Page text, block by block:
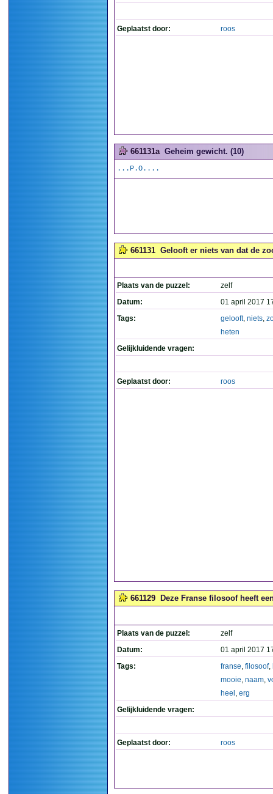
Geplaatst door: roos
661131a Geheim gewicht. (10)
...P.O....
661131 Gelooft er niets van dat de
Plaats van de puzzel:
zelf
Datum:
01 april 2017
Tags:
gelooft, niets,
heten
Gelijkluidende vragen:
Geplaatst door: roos
661129 Deze Franse filosoof heeft
Plaats van de puzzel:
zelf
Datum:
01 april 2017
Tags:
franse, filosoof,
mooie, naam,
heel , erg
Gelijkluidende vragen:
Geplaatst door: roos